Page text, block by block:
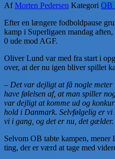
AfMorten Pedersen Kategori OB
Efter en længere fodboldpause
kamp i Superligaen mandag
0 ude mod AGF.
Oliver Lund var med fra start i
over, at der nu igen bliver spillet
– Det var dejligt at få nogle
have følelsen af, at man spiller
var dejligt at komme ud og
hold i Danmark. Selvfølgelig er vi
vi i gang, og det er nu, det gælder.
Selvom OB tabte kampen,
ting, der er værd at tage med